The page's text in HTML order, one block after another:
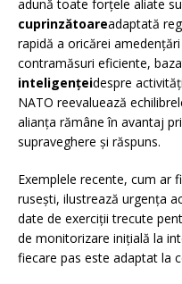
adună toate forțele aliate
cuprinzătoareadaptată
rapidă a oricărei
contramăsuri eficiente,
inteligențeidespre
NATO reevaluează
alianța rămâne în avantaj
supraveghere și răspuns.
Exemplele recente, cum ar
rusești, ilustrează urgența
date de exerciții trecute
de monitorizare inițială la
fiecare pas este adaptat la